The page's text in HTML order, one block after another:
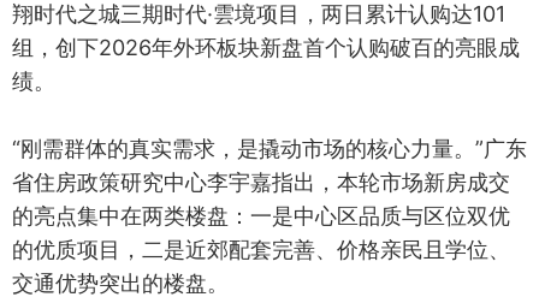
翔时代之城三期时代·雲境项目，两日累计认购达101
组，创下2026年外环板块新盘首个认购破百的亮眼成
绩。
“刚需群体的真实需求，是撬动市场的核心力量。”广东
省住房政策研究中心李宇嘉指出，本轮市场新房成交
的亮点集中在两类楼盘：一是中心区品质与区位双优
的优质项目，二是近郊配套完善、价格亲民且学位、
交通优势突出的楼盘。